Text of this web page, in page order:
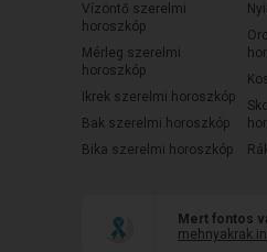
Vízöntő szerelmi
horoszkóp
Mérleg szerelmi
horoszkóp
Ikrek szerelmi horoszkóp
Bak szerelmi horoszkóp
Bika szerelmi horoszkóp
Mert fontos